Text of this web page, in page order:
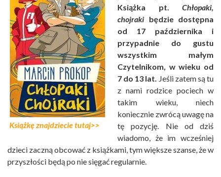
Książkę znajdziecie tutaj>>
Książka pt. Chłopaki,
chojraki będzie dostępna
od 17 października i
przypadnie do gustu
wszystkim małym
Czytelnikom, w wieku od
7 do 13 lat. Jeśli zatem są tu
z nami rodzice pociech w
takim wieku, niech
koniecznie zwrócą uwagę na
tę pozycję. Nie od dziś
wiadomo, że im wcześniej
dzieci zaczną obcować z książkami, tym większe szanse, że w
przyszłości będą po nie sięgać regularnie.